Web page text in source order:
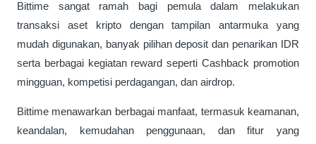
Bittime sangat ramah bagi pemula dalam melakukan
transaksi aset kripto dengan tampilan antarmuka yang
mudah digunakan, banyak pilihan deposit dan penarikan IDR
serta berbagai kegiatan reward seperti Cashback promotion
mingguan, kompetisi perdagangan, dan airdrop.
Bittime menawarkan berbagai manfaat, termasuk keamanan,
keandalan, kemudahan penggunaan, dan fitur yang